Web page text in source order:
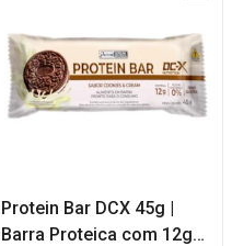
Protein Bar DCX 45g |
Barra Proteica com 12g